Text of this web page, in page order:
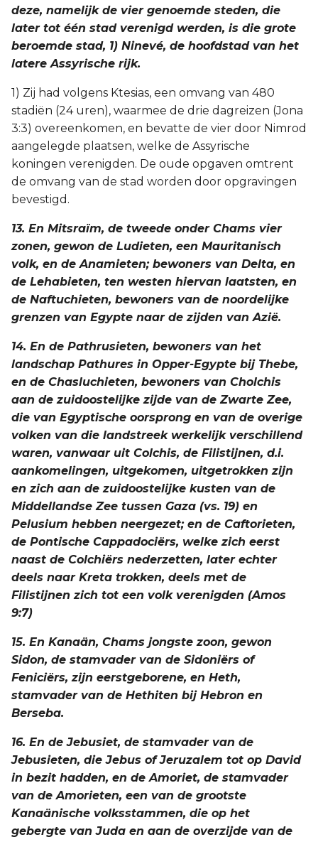
deze, namelijk de vier genoemde steden, die
later tot één stad verenigd werden, is die grote
beroemde stad, 1) Ninevé, de hoofdstad van het
latere Assyrische rijk.
1) Zij had volgens Ktesias, een omvang van 480
stadiën (24 uren), waarmee de drie dagreizen (Jona
3:3) overeenkomen, en bevatte de vier door Nimrod
aangelegde plaatsen, welke de Assyrische
koningen verenigden. De oude opgaven omtrent
de omvang van de stad worden door opgravingen
bevestigd.
13. En Mitsraïm, de tweede onder Chams vier
zonen, gewon de Ludieten, een Mauritanisch
volk, en de Anamieten; bewoners van Delta, en
de Lehabieten, ten westen hiervan laatsten, en
de Naftuchieten, bewoners van de noordelijke
grenzen van Egypte naar de zijden van Azië.
14. En de Pathrusieten, bewoners van het
landschap Pathures in Opper-Egypte bij Thebe,
en de Chasluchieten, bewoners van Cholchis
aan de zuidoostelijke zijde van de Zwarte Zee,
die van Egyptische oorsprong en van de overige
volken van die landstreek werkelijk verschillend
waren, vanwaar uit Colchis, de Filistijnen, d.i.
aankomelingen, uitgekomen, uitgetrokken zijn
en zich aan de zuidoostelijke kusten van de
Middellandse Zee tussen Gaza (vs. 19) en
Pelusium hebben neergezet; en de Caftorieten,
de Pontische Cappadociërs, welke zich eerst
naast de Colchiërs nederzetten, later echter
deels naar Kreta trokken, deels met de
Filistijnen zich tot een volk verenigden (Amos
9:7)
15. En Kanaän, Chams jongste zoon, gewon
Sidon, de stamvader van de Sidoniërs of
Feniciërs, zijn eerstgeborene, en Heth,
stamvader van de Hethiten bij Hebron en
Berseba.
16. En de Jebusiet, de stamvader van de
Jebusieten, die Jebus of Jeruzalem tot op David
in bezit hadden, en de Amoriet, de stamvader
van de Amorieten, een van de grootste
Kanaänische volksstammen, die op het
gebergte van Juda en aan de overzijde van de